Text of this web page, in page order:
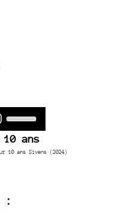
Arrow
keys
or
10 ans
10 ans Sivens (2024)
: